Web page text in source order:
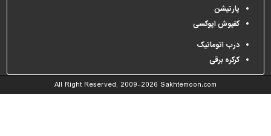
آلات
برقی،روشنایی،ایمنی
محوطه
سازی
و
پارتیشن
کفپوش اپوکسی
درب اتوماتیک
کرکره برقی
All Right Reserved, 2009-2026 Sakhtemoon.com